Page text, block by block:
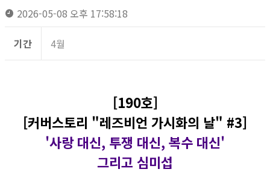
2026-05-08 오후 17:58:18
기간 4월
[190호]
[커버스토리 "레즈비언 가시화의 날" #3]
'사랑 대신, 투쟁 대신, 복수 대신'
그리고 심미섭